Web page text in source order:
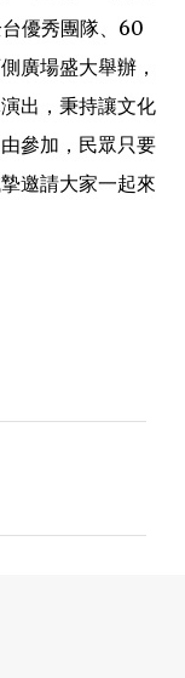
優秀團隊、60
廣場盛大舉辦，
出，秉持讓文化
參加，民眾只要
邀請大家一起來